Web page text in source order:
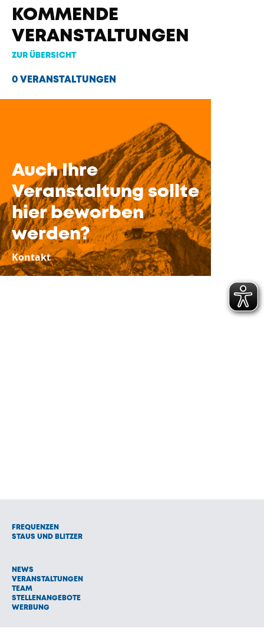
KOMMENDE
VERANSTALTUNGEN
ZUR ÜBERSICHT
0 VERANSTALTUNGEN
Auch Ihre
Veranstaltung sollte
hier beworben
werden?
Kontakt
FREQUENZEN
STAUS UND BLITZER
NEWS
VERANSTALTUNGEN
TEAM
STELLENANGEBOTE
WERBUNG